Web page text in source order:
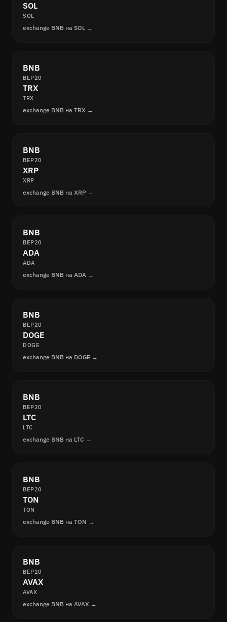
SOL
SOL
exchange BNB на SOL →
BNB
BEP20
TRX
TRX
exchange BNB на TRX →
BNB
BEP20
XRP
XRP
exchange BNB на XRP →
BNB
BEP20
ADA
ADA
exchange BNB на ADA →
BNB
BEP20
DOGE
DOGE
exchange BNB на DOGE →
BNB
BEP20
LTC
LTC
exchange BNB на LTC →
BNB
BEP20
TON
TON
exchange BNB на TON →
BNB
BEP20
AVAX
AVAX
exchange BNB на AVAX →